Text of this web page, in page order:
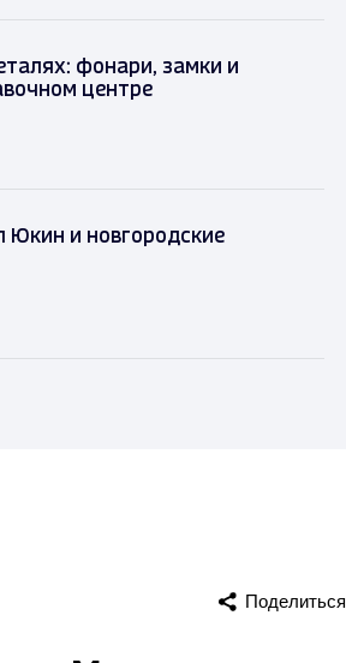
фонари, замки и
центре
Юкин и новгородские
Поделиться